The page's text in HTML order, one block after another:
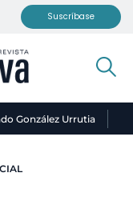
Suscríbase
González Urrutia